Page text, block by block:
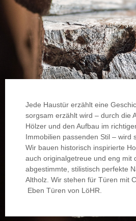
Jede Haustür erzählt eine
sorgsam erzählt wird – durch die
Hölzer und den Aufbau im
Immobilien passenden Stil – wird
Wir bauen historisch inspirierte
auch originalgetreue und eng mit
abgestimmte, stilistisch perfekte
Altholz. Wir stehen für Türen mit
Eben Türen von LöHR.